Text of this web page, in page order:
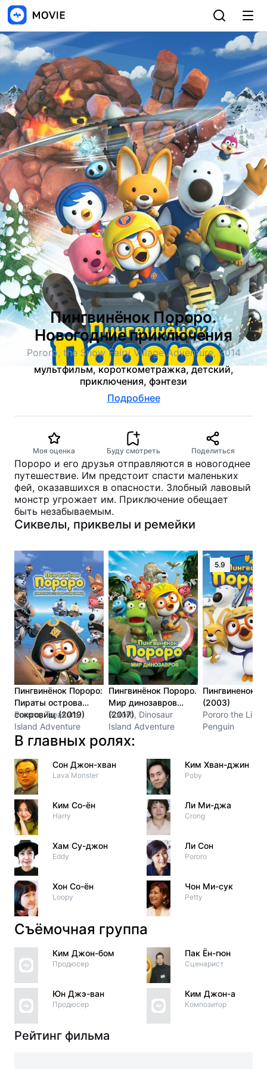
Пингвинёнок Пороро.
Новогодние приключения
Pororo, the Snow Fairy Village Adventure, 2014
мультфильм, короткометражка, детский,
приключения, фэнтези
Подробнее
Моя оценка Буду смотреть Поделиться
Пороро и его друзья отправляются в новогоднее
путешествие. Им предстоит спасти маленьких
фей, оказавшихся в опасности. Злобный лавовый
монстр угрожает им. Приключение обещает
быть незабываемым.
Сиквелы, приквелы и ремейки
Пингвинёнок Пороро:
Пираты острова
сокровищ (2019)
Pororo, Treasure
Island Adventure
Пингвинёнок Пороро.
Мир динозавров
(2017)
Pororo, Dinosaur
Island Adventure
5.9
Пингвиненок
(2003)
Pororo the Little
Penguin
В главных ролях:
Сон Джон-хван
Lava Monster
Ким Со-ён
Harry
Хам Су-джон
Eddy
Хон Со-ён
Loopy
Ким Хван-джин
Poby
Ли Ми-джа
Crong
Ли Сон
Pororo
Чон Ми-сук
Petty
Съёмочная группа
Ким Джон-бом
Продюсер
Юн Джэ-ван
Продюсер
Пак Ён-гюн
Сценарист
Ким Джон-а
Композитор
Рейтинг фильма